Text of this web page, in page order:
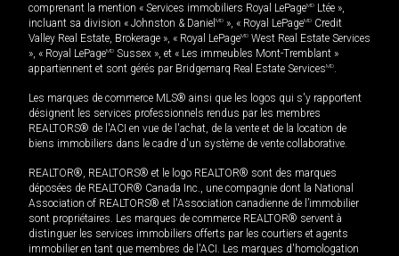
comprenant la mention « Services immobiliers Royal LePageMD Ltée »,
incluant sa division « Johnston & Daniel MD », « Royal LePageMD Credit
Valley Real Estate, Brokerage », « Royal LePageMD West Real Estate Services
», « Royal LePageMD Sussex », et « Les immeubles Mont-Tremblant »
appartiennent et sont gérés par Bridgemarq Real Estate ServicesMD.
Les marques de commerce MLS® ainsi que les logos qui s'y rapportent
désignent les services professionnels rendus par les membres
REALTORS® de l'ACI en vue de l'achat, de la vente et de la location de
biens immobiliers dans le cadre d'un système de vente collaborative.
REALTOR®, REALTORS® et le logo REALTOR® sont des marques
déposées de REALTOR® Canada Inc., une compagnie dont la National
Association of REALTORS® et l'Association canadienne de l’immobilier
sont propriétaires. Les marques de commerce REALTOR® servent à
distinguer les services immobiliers offerts par les courtiers et agents
immobilier en tant que membres de l'ACI. Les marques d'homologation